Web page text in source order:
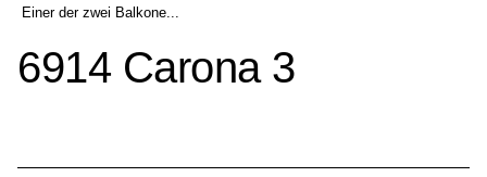
Einer der zwei Balkone...
6914 Carona 3